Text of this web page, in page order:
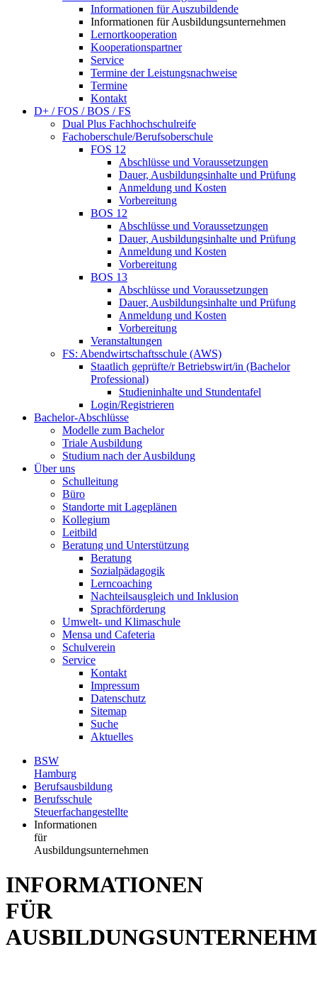
Informationen für Auszubildende
Informationen für Ausbildungsunternehmen
Lernortkooperation
Kooperationspartner
Service
Termine der Leistungsnachweise
Termine
Kontakt
D+ / FOS / BOS / FS
Dual Plus Fachhochschulreife
Fachoberschule/Berufsoberschule
FOS 12
Abschlüsse und Voraussetzungen
Dauer, Ausbildungsinhalte und Prüfung
Anmeldung und Kosten
Vorbereitung
BOS 12
Abschlüsse und Voraussetzungen
Dauer, Ausbildungsinhalte und Prüfung
Anmeldung und Kosten
Vorbereitung
BOS 13
Abschlüsse und Voraussetzungen
Dauer, Ausbildungsinhalte und Prüfung
Anmeldung und Kosten
Vorbereitung
Veranstaltungen
FS: Abendwirtschaftsschule (AWS)
Staatlich geprüfte/r Betriebswirt/in (Bachelor
Professional)
Studieninhalte und Stundentafel
Login/Registrieren
Bachelor-Abschlüsse
Modelle zum Bachelor
Triale Ausbildung
Studium nach der Ausbildung
Über uns
Schulleitung
Büro
Standorte mit Lageplänen
Kollegium
Leitbild
Beratung und Unterstützung
Beratung
Sozialpädagogik
Lerncoaching
Nachteilsausgleich und Inklusion
Sprachförderung
Umwelt- und Klimaschule
Mensa und Cafeteria
Schulverein
Service
Kontakt
Impressum
Datenschutz
Sitemap
Suche
Aktuelles
BSW
Hamburg
Berufsausbildung
Berufsschule
Steuerfachangestellte
Informationen
für
Ausbildungsunternehmen
INFORMATIONEN
FÜR